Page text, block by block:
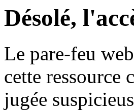
Désolé,
Le pare-feu
cette ressource
jugée